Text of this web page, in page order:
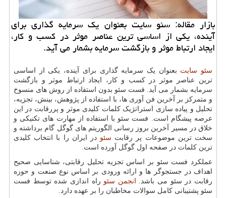
بازار مقاله: سئو سایت بعنوان یك سرمایه گذاری برای
آینده، یكی از اساسی ترین عناصر موثر در كسب و كار،
ایجاد ارتباط موثر و بازگشت سرمایه بشمار می آید.
سئو سایت بعنوان یک سرمایه گذاری برای آینده، یکی از اساسی
ترین عناصر موثر در کسب و کار، ایجاد ارتباط موثر و بازگشت
سرمایه بشمار می آید. فست سئو بدون استفاده از روش های منسوخ
و متمرکز بر آخرین فن آوری ها، با استفاده از پژوهش، بینش، تجزیه،
تحلیل و پیاده سازی استراتژیک کلمات کلیدی موثر و پررقابت در این
عرصه پیشگام است. فست سئو با استفاده از مهارت های تکنیکی و
خلاق در مسیر آخرین بروز رسانی الگوریتم های گوگل گام برداشته و
سخت ترین موضوعات پر رقابت سئو در ایران را با انتخاب کلیدی
ترین کلمات در صفحه اول گوگل آورده است.
عملکرد فست سئو بر اساس تجزیه تحلیل رقابتی، شناسایی صحیح
اهداف در جستجوگر ها و ارائه ورودی بر اساس نوع صنعت و حوزه
رقابت در سئو می باشد. انجمن سئو راه اندازی شده توسط فست
سئو پشتیبانی کامل سوالات مخاطبان را بر عهده دارد.